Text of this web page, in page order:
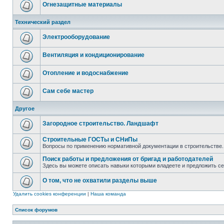
Огнезащитные материалы
Технический раздел
Электрооборудование
Вентиляция и кондиционирование
Отопление и водоснабжение
Сам себе мастер
Другое
Загородное строительство. Ландшафт
Строительные ГОСТы и СНиПы
Вопросы по применению нормативной документации в строительстве.
Поиск работы и предложения от бригад и работодателей
Здесь вы можете описать навыки которыми владеете и предложить
О том, что не охватили разделы выше
Удалить cookies конференции | Наша команда
Список форумов